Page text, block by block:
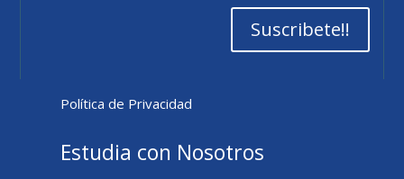
Suscribete!!
Política de Privacidad
Estudia con Nosotros